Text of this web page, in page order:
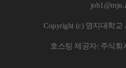
Copyright (c) 명지대학교
호스팅 제공자: 주식회